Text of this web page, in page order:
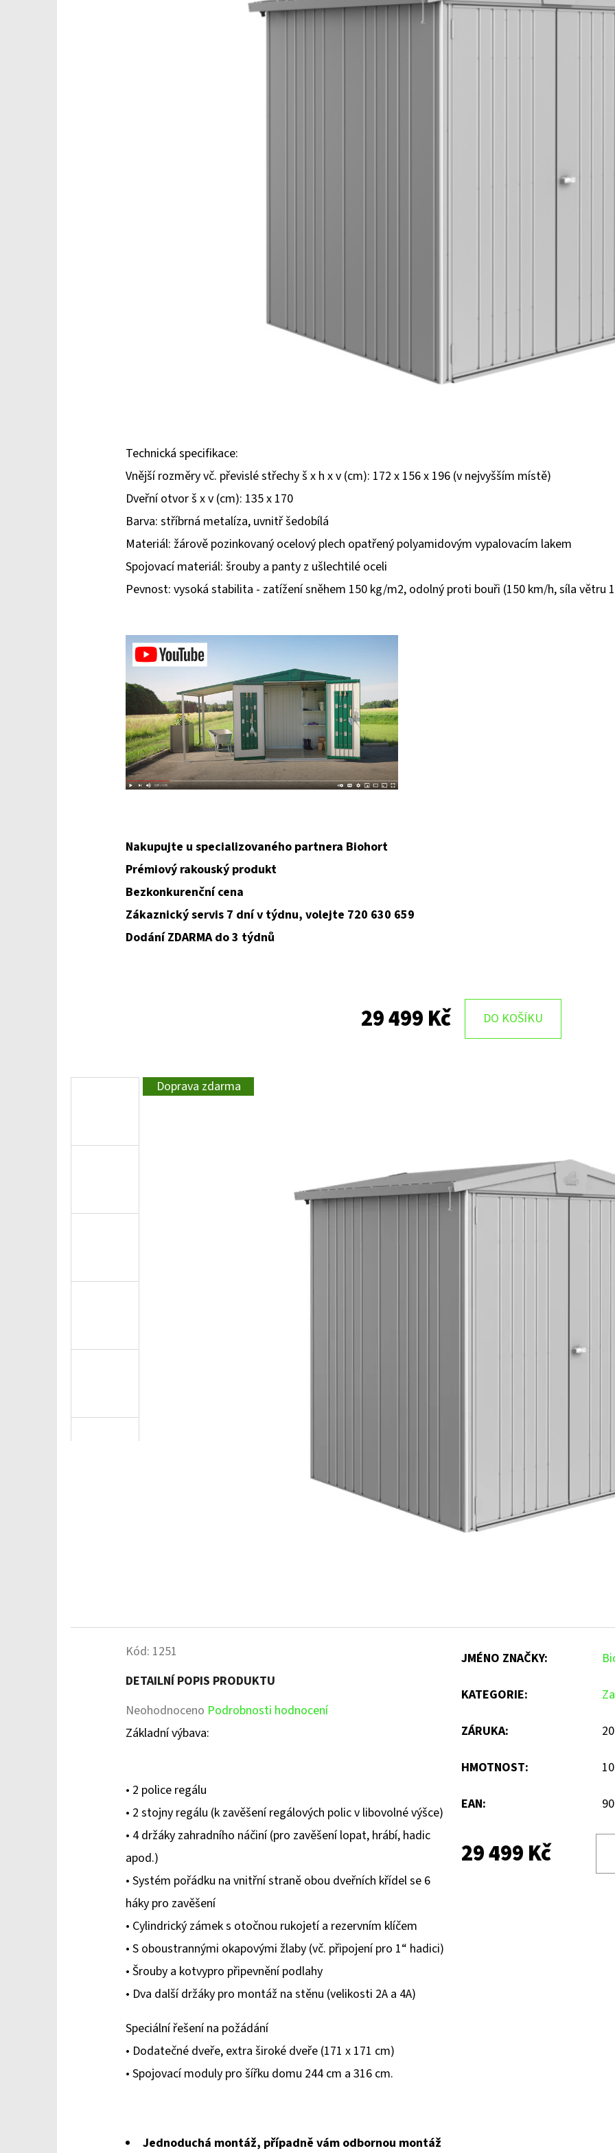
Technická specifikace:
Vnější rozměry vč. převislé střechy š x h x v (cm): 172 x 156 x 196 (v nejvyšším místě)
Dveřní otvor š x v (cm): 135 x 170
Barva: stříbrná metalíza, uvnitř šedobílá
Materiál: žárově pozinkovaný ocelový plech opatřený polyamidovým vypalovacím lakem
Spojovací materiál: šrouby a panty z ušlechtilé oceli
Pevnost: vysoká stabilita - zatížení sněhem 150 kg/m2, odolný proti bouři (150 km/h, síla větru
Nakupujte u specializovaného partnera Biohort
Prémiový rakouský produkt
Bezkonkurenční cena
Zákaznický servis 7 dní v týdnu, volejte 720 630 659
Dodání ZDARMA do 3 týdnů
29 499 Kč DO KOŠÍKU
Doprava zdarma
Kód: 1251
DETAILNÍ POPIS PRODUKTU
Průměrné
hodnocení
hvězdiček.
Neohodnoceno Podrobnosti hodnocení
Základní výbava:
• 2 police regálu
• 2 stojny regálu (k zavěšení regálových polic v libovolné výšce)
• 4 držáky zahradního náčiní (pro zavěšení lopat, hrábí, hadic
apod.)
• Systém pořádku na vnitřní straně obou dveřních křídel se 6
háky pro zavěšení
• Cylindrický zámek s otočnou rukojetí a rezervním klíčem
• S oboustrannými okapovými žlaby (vč. připojení pro 1“ hadici)
• Šrouby a kotvypro připevnění podlahy
• Dva další držáky pro montáž na stěnu (velikosti 2A a 4A)
Speciální řešení na požádání
• Dodatečné dveře, extra široké dveře (171 x 171 cm)
• Spojovací moduly pro šířku domu 244 cm a 316 cm.
Jednoduchá montáž, případně vám odbornou montáž
JMÉNO ZNAČKY:
KATEGORIE:
ZÁRUKA:
HMOTNOST:
EAN:
29 499 Kč